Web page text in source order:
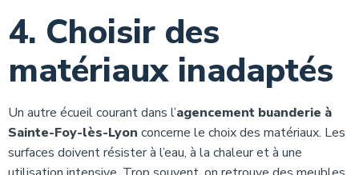
4. Choisir des
matériaux inadaptés
Un autre écueil courant dans l’agencement buanderie à
Sainte-Foy-lès-Lyon concerne le choix des matériaux. Les
surfaces doivent résister à l’eau, à la chaleur et à une